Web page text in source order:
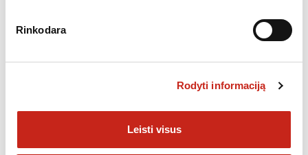
Rinkodara
Rodyti informaciją
Leisti visus